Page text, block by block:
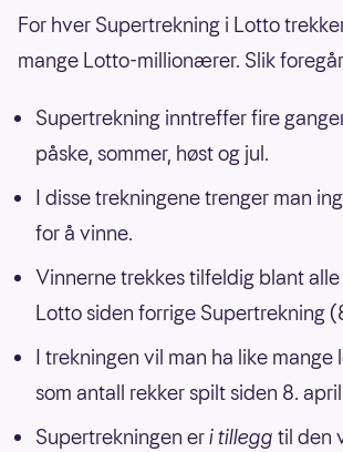
For hver Supertrekning i Lotto
mange Lotto-millionærer. Slik
Supertrekning inntreffer fire
påske, sommer, høst og jul.
I disse trekningene trenger man
for å vinne.
Vinnerne trekkes tilfeldig blant
Lotto siden forrige Supertrekning
I trekningen vil man ha like mange
som antall rekker spilt siden 8.
Supertrekningen eri tillegg til den